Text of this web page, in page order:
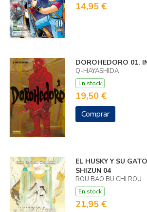
14,95 €
DOROHEDORO 01.
Q-HAYASHIDA
En stock
19,50 €
Comprar
EL HUSKY Y SU
SHIZUN 04
ROU BAO BU CHI ROU
En stock
21,95 €